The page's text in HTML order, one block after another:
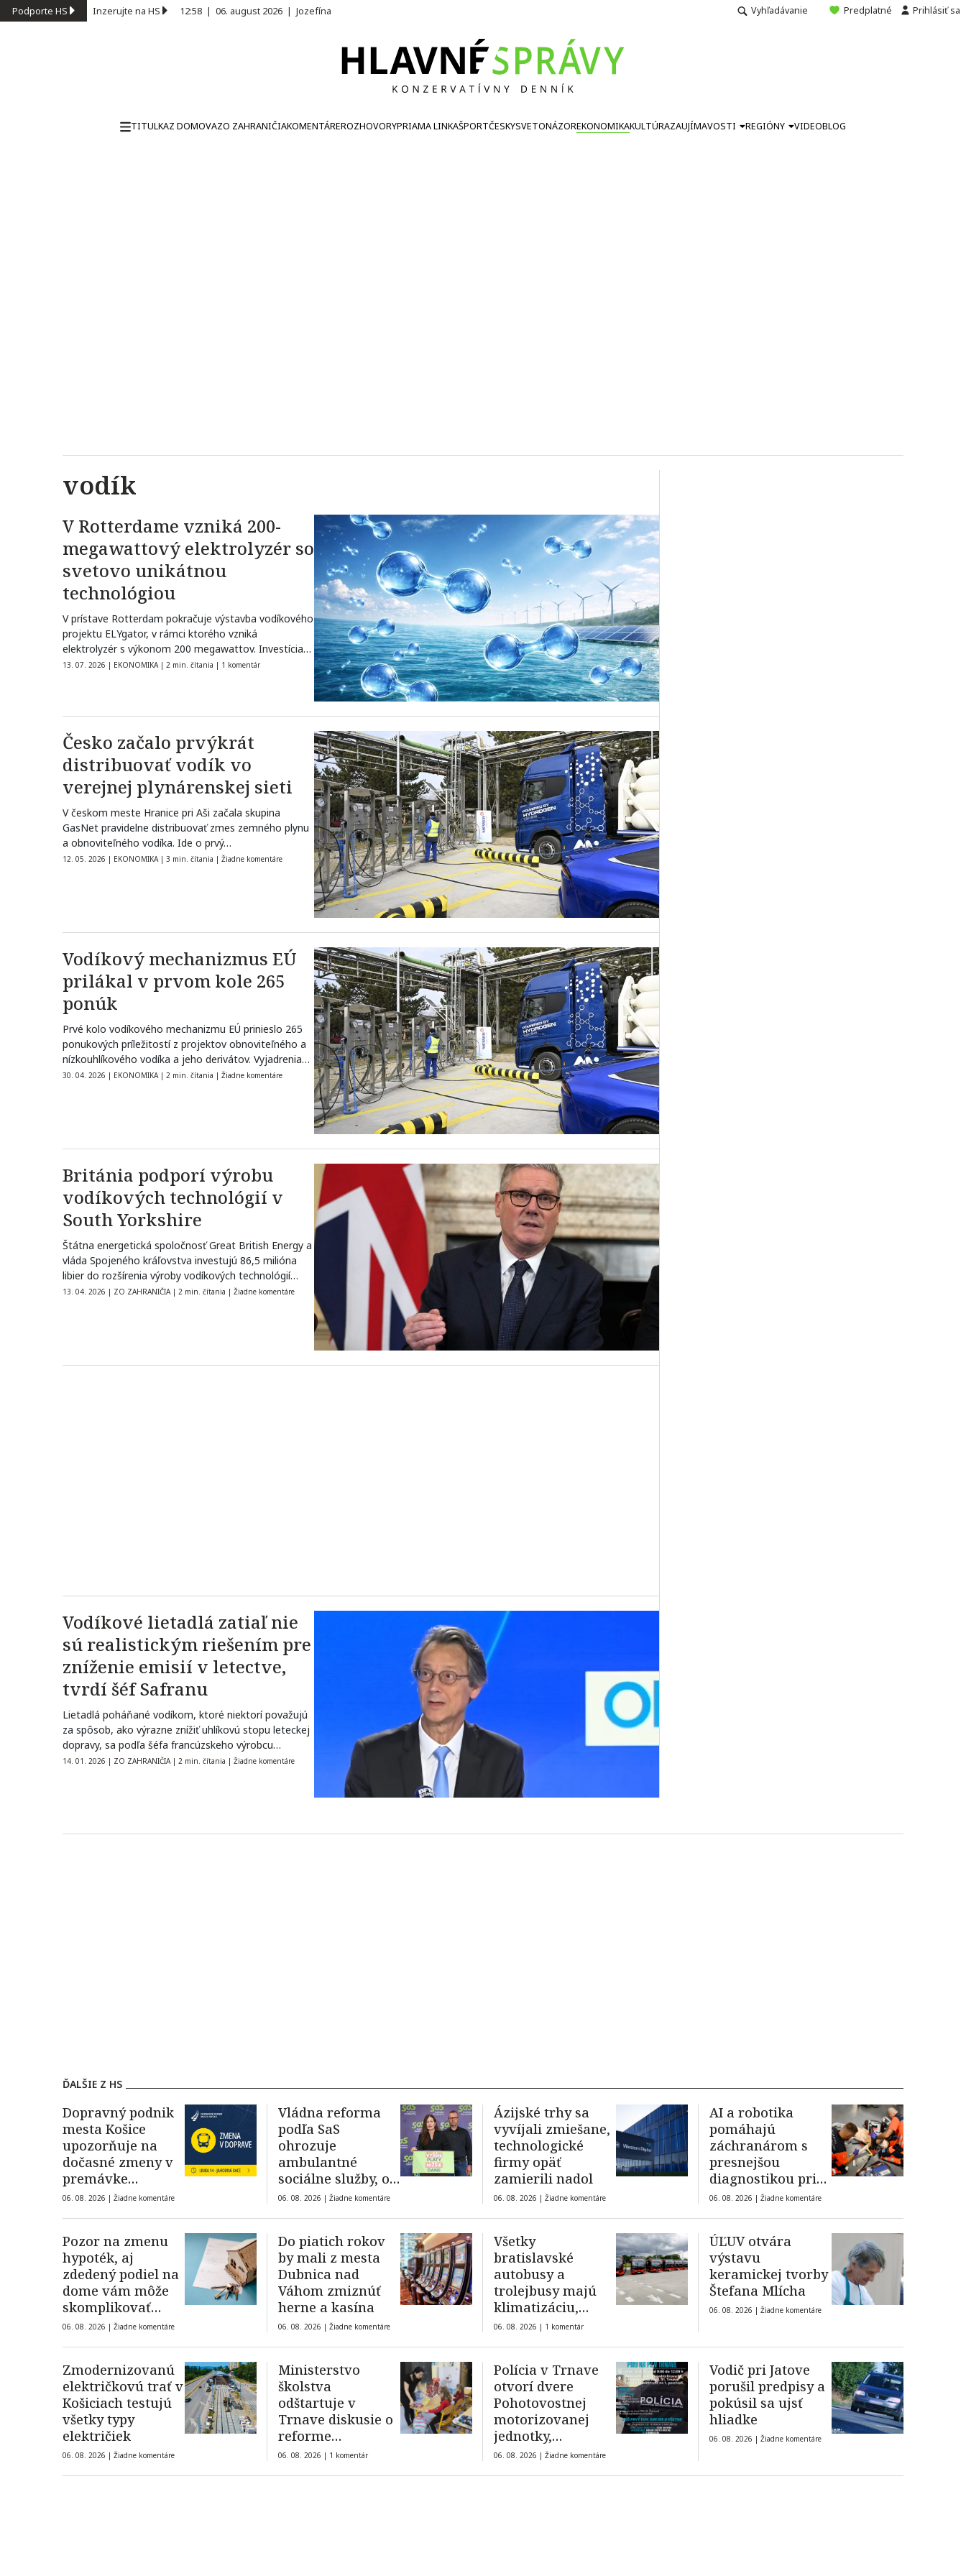
Podporte HS Inzerujte na HS 12:58 | 06. august 2026 | Jozefína Vyhľadávanie Predplatné Prihlásiť sa
TITULKAZ DOMOVAZO ZAHRANIČIAKOMENTÁREROZHOVORYPRIAMA LINKAŠPORTČESKYSVETONÁZOREKONOMIKAKULTÚRAZAUJÍMAVOSTI REGIÓNY VIDEOBLOG
vodík
V Rotterdame vzniká 200-
megawattový elektrolyzér so
svetovo unikátnou
technológiou
V prístave Rotterdam pokračuje výstavba vodíkového
projektu ELYgator, v rámci ktorého vzniká
elektrolyzér s výkonom 200 megawattov. Investícia
presahujúca 500…
13. 07. 2026 | EKONOMIKA | 2 min. čítania | 1 komentár
Česko začalo prvýkrát
distribuovať vodík vo
verejnej plynárenskej sieti
V českom meste Hranice pri Aši začala skupina
GasNet pravidelne distribuovať zmes zemného plynu
a obnoviteľného vodíka. Ide o prvý…
12. 05. 2026 | EKONOMIKA | 3 min. čítania | Žiadne komentáre
Vodíkový mechanizmus EÚ
prilákal v prvom kole 265
ponúk
Prvé kolo vodíkového mechanizmu EÚ prinieslo 265
ponukových príležitostí z projektov obnoviteľného a
nízkouhlíkového vodíka a jeho derivátov. Vyjadrenia
záujmu…
30. 04. 2026 | EKONOMIKA | 2 min. čítania | Žiadne komentáre
Británia podporí výrobu
vodíkových technológií v
South Yorkshire
Štátna energetická spoločnosť Great British Energy a
vláda Spojeného kráľovstva investujú 86,5 milióna
libier do rozšírenia výroby vodíkových technológií
firmy…
13. 04. 2026 | ZO ZAHRANIČIA | 2 min. čítania | Žiadne komentáre
Vodíkové lietadlá zatiaľ nie
sú realistickým riešením pre
zníženie emisií v letectve,
tvrdí šéf Safranu
Lietadlá poháňané vodíkom, ktoré niektorí považujú
za spôsob, ako výrazne znížiť uhlíkovú stopu leteckej
dopravy, sa podľa šéfa francúzskeho výrobcu…
14. 01. 2026 | ZO ZAHRANIČIA | 2 min. čítania | Žiadne komentáre
ĎALŠIE Z HS
Dopravný podnik
mesta Košice
upozorňuje na
dočasné zmeny v
premávke
autobusovej linky
06. 08. 2026 | Žiadne komentáre
Vládna reforma
podľa SaS
ohrozuje
ambulantné
sociálne služby, od
januára hrozí ich
06. 08. 2026 | Žiadne komentáre
Ázijské trhy sa
vyvíjali zmiešane,
technologické
firmy opäť
zamierili nadol
06. 08. 2026 | Žiadne komentáre
AI a robotika
pomáhajú
záchranárom s
presnejšou
diagnostikou pri
zásahoch
06. 08. 2026 | Žiadne komentáre
Pozor na zmenu
hypoték, aj
zdedený podiel na
dome vám môže
skomplikovať
financovanie
06. 08. 2026 | Žiadne komentáre
Do piatich rokov
by mali z mesta
Dubnica nad
Váhom zmiznúť
herne a kasína
06. 08. 2026 | Žiadne komentáre
Všetky
bratislavské
autobusy a
trolejbusy majú
klimatizáciu,
horúčavy znižujú
06. 08. 2026 | 1 komentár
ÚĽUV otvára
výstavu
keramickej tvorby
Štefana Mlícha
06. 08. 2026 | Žiadne komentáre
Zmodernizovanú
električkovú trať v
Košiciach testujú
všetky typy
električiek
06. 08. 2026 | Žiadne komentáre
Ministerstvo
školstva
odštartuje v
Trnave diskusie o
reforme
vzdelávania
06. 08. 2026 | 1 komentár
Polícia v Trnave
otvorí dvere
Pohotovostnej
motorizovanej
jednotky,
záujemcovia
06. 08. 2026 | Žiadne komentáre
Vodič pri Jatove
porušil predpisy a
pokúsil sa ujsť
hliadke
06. 08. 2026 | Žiadne komentáre